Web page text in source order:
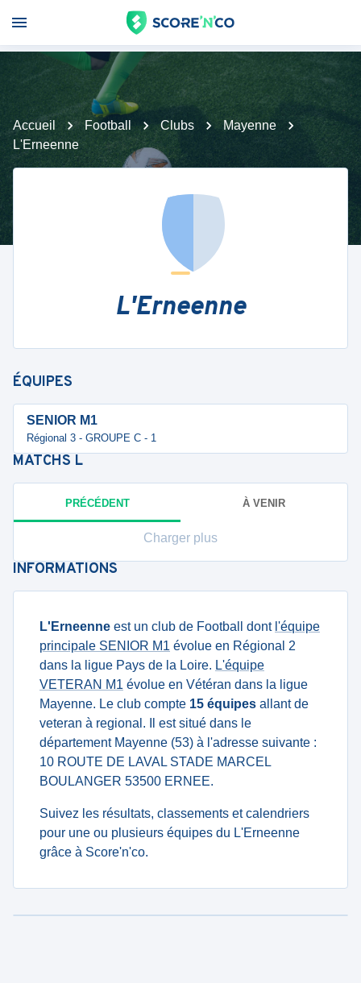
Accueil Football Clubs
Mayenne
L'Erneenne
L'Erneenne
ÉQUIPES
SENIOR M1
Régional 3 - GROUPE C - 1
MATCHS L
PRÉCÉDENT À VENIR
Charger plus
INFORMATIONS
L'Erneenne est un club de Football dont l'équipe
principale SENIOR M1 évolue en Régional 2
dans la ligue Pays de la Loire. L'équipe
VETERAN M1 évolue en Vétéran dans la ligue
Mayenne. Le club compte 15 équipes allant de
veteran à regional. Il est situé dans le
département Mayenne (53) à l'adresse suivante :
10 ROUTE DE LAVAL STADE MARCEL
BOULANGER 53500 ERNEE.
Suivez les résultats, classements et calendriers
pour une ou plusieurs équipes du L'Erneenne
grâce à Score'n'co.